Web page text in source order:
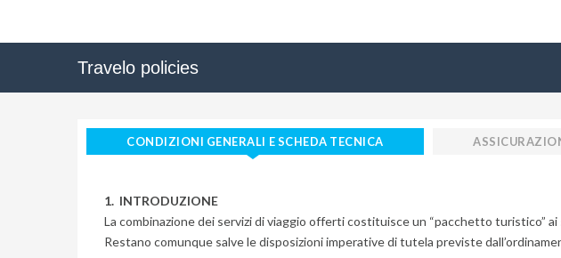
Travelo policies
CONDIZIONI GENERALI E SCHEDA TECNICA
1. INTRODUZIONE
La combinazione dei servizi di viaggio offerti costituisce un “pacchetto turistico”
Restano comunque salve le disposizioni imperative di tutela previste